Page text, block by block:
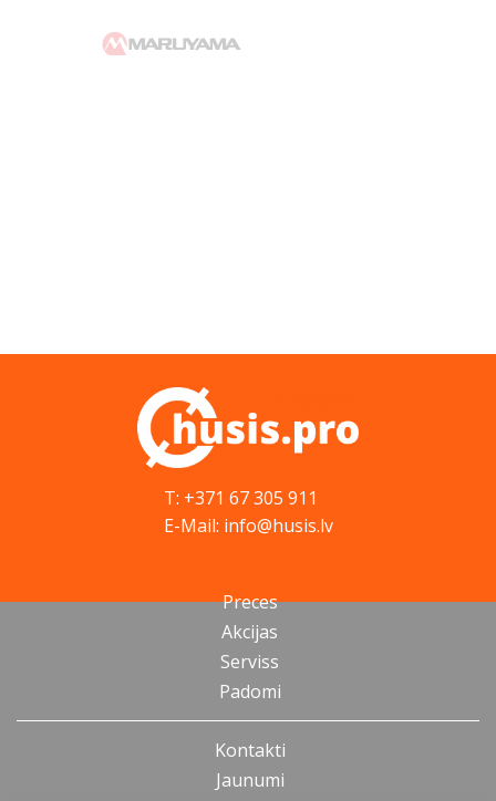
T: +371 67 305 911
E-Mail: info@husis.lv
Preces
Akcijas
Serviss
Padomi
Kontakti
Jaunumi